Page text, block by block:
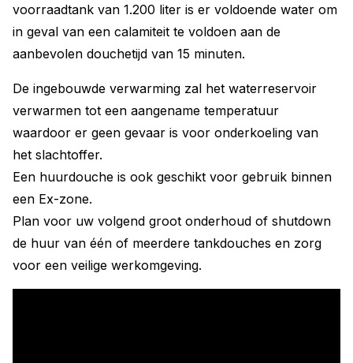
voorraadtank van 1.200 liter is er voldoende water om
in geval van een calamiteit te voldoen aan de
aanbevolen douchetijd van 15 minuten.
De ingebouwde verwarming zal het waterreservoir
verwarmen tot een aangename temperatuur
waardoor er geen gevaar is voor onderkoeling van
het slachtoffer.
Een huurdouche is ook geschikt voor gebruik binnen
een Ex-zone.
Plan voor uw volgend groot onderhoud of shutdown
de huur van één of meerdere tankdouches en zorg
voor een veilige werkomgeving.